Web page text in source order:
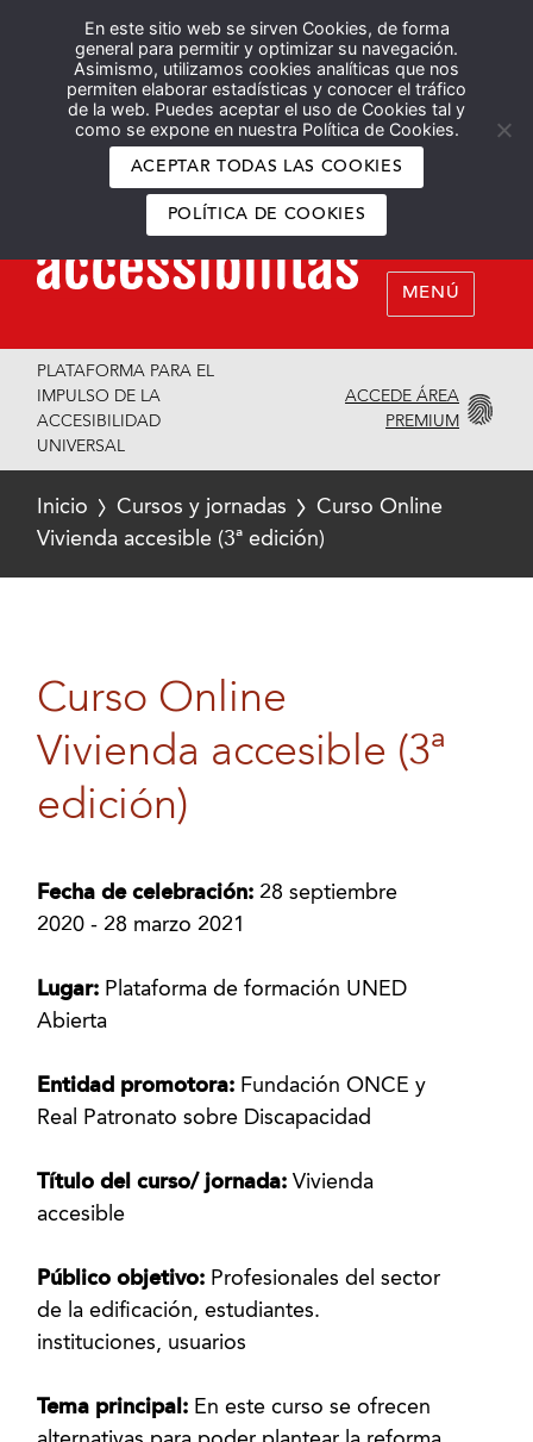
En este sitio web se sirven Cookies, de forma
general para permitir y optimizar su navegación.
Asimismo, utilizamos cookies analíticas que nos
permiten elaborar estadísticas y conocer el tráfico
de la web. Puedes aceptar el uso de Cookies tal y
como se expone en nuestra Política de Cookies.
ACEPTAR TODAS LAS COOKIES
POLÍTICA DE COOKIES
Español English
MENÚ
PLATAFORMA PARA EL
IMPULSO DE LA
ACCESIBILIDAD
UNIVERSAL
ACCEDE ÁREA
PREMIUM
Inicio Cursos y jornadas
Curso Online
Vivienda accesible (3ª edición)
Curso Online
Vivienda accesible (3ª
edición)
Fecha de celebración: 28 septiembre
2020 - 28 marzo 2021
Lugar: Plataforma de formación UNED
Abierta
Entidad promotora: Fundación ONCE y
Real Patronato sobre Discapacidad
Título del curso/ jornada:Vivienda
accesible
Público objetivo: Profesionales del sector
de la edificación, estudiantes.
instituciones, usuarios
Tema principal: En este curso se ofrecen